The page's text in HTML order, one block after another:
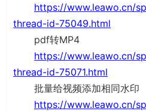
https://www.leawo.cn/
thread-id-75049.html
pdf转MP4
https://www.leawo.cn/
thread-id-75071.html
批量给视频添加相同水印
https://www.leawo.cn/